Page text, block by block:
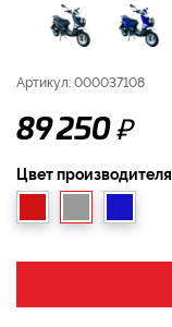
Артикул: 000037108
89 250₽
Цвет производителя